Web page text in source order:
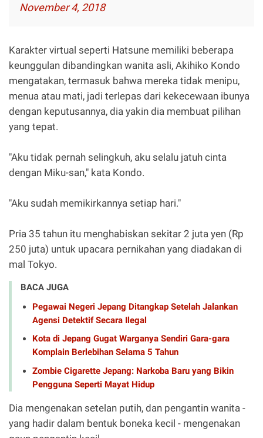
November 4, 2018
Karakter virtual seperti Hatsune memiliki beberapa
keunggulan dibandingkan wanita asli, Akihiko Kondo
mengatakan, termasuk bahwa mereka tidak menipu,
menua atau mati, jadi terlepas dari kekecewaan ibunya
dengan keputusannya, dia yakin dia membuat pilihan
yang tepat.
"Aku tidak pernah selingkuh, aku selalu jatuh cinta
dengan Miku-san," kata Kondo.
"Aku sudah memikirkannya setiap hari."
Pria 35 tahun itu menghabiskan sekitar 2 juta yen (Rp
250 juta) untuk upacara pernikahan yang diadakan di
mal Tokyo.
BACA JUGA
Pegawai Negeri Jepang Ditangkap Setelah Jalankan
Agensi Detektif Secara Ilegal
Kota di Jepang Gugat Warganya Sendiri Gara-gara
Komplain Berlebihan Selama 5 Tahun
Zombie Cigarette Jepang: Narkoba Baru yang Bikin
Pengguna Seperti Mayat Hidup
Dia mengenakan setelan putih, dan pengantin wanita -
yang hadir dalam bentuk boneka kecil - mengenakan